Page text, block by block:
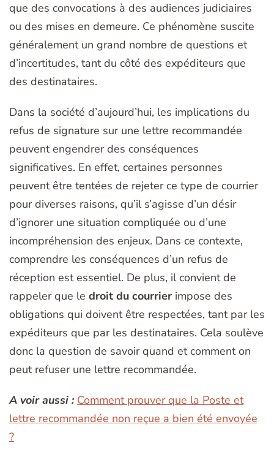
que des convocations à des audiences judiciaires
ou des mises en demeure. Ce phénomène suscite
généralement un grand nombre de questions et
d’incertitudes, tant du côté des expéditeurs que
des destinataires.
Dans la société d’aujourd’hui, les implications du
refus de signature sur une lettre recommandée
peuvent engendrer des conséquences
significatives. En effet, certaines personnes
peuvent être tentées de rejeter ce type de courrier
pour diverses raisons, qu’il s’agisse d’un désir
d’ignorer une situation compliquée ou d’une
incompréhension des enjeux. Dans ce contexte,
comprendre les conséquences d’un refus de
réception est essentiel. De plus, il convient de
rappeler que le droit du courrier impose des
obligations qui doivent être respectées, tant par les
expéditeurs que par les destinataires. Cela soulève
donc la question de savoir quand et comment on
peut refuser une lettre recommandée.
A voir aussi : Comment prouver que la Poste et
lettre recommandée non reçue a bien été envoyée
?